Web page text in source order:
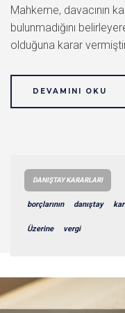
Mahkeme, davacının
bulunmadığını
olduğuna karar
DEVAMINI OKU
DANIŞTAY KARARLARI
borçlarının danıştay
Üzerine vergi